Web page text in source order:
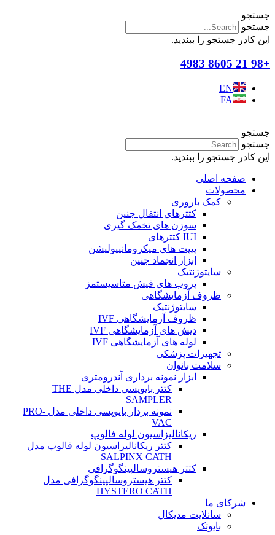
جستجو
جستجو
این کادر جستجو را ببندید.
+98 21 8605 4983
EN
FA
جستجو
جستجو
این کادر جستجو را ببندید.
صفحه اصلی
محصولات
کمک باروری
کتترهای انتقال جنین
سوزن های تخمک گیری
IUI کتترهای
پیپت های میکرومانیپولیشن
ابزار انجماد جنین
سایتوژنتیک
پروب های فیش متاسیستمز
ظروف آزمایشگاهی
سایتوژنتیک
ظروف آزمایشگاهی IVF
دیش های آزمایشگاهی IVF
لوله های آزمایشگاهی IVF
تجهیزات پزشکی
سلامت بانوان
ابزار نمونه برداری آندرومتری
کتتر بایوپسی داخلی مدل THE
SAMPLER
نمونه بردار بایوپسی داخلی مدل PRO-
VAC
ریکانالیزاسیون لوله فالوپ
کتتر ریکانالیزاسیون لوله فالوپ مدل
SALPINX CATH
کتتر هیستروسالپینگوگرافی
کتتر هیستروسالپینگوگرافی مدل
HYSTERO CATH
شرکای ما
سانلایت مدیکال
بایوتک